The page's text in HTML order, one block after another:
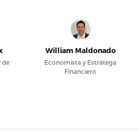
de
William Maldonado
Economista y Estratega
Financiero